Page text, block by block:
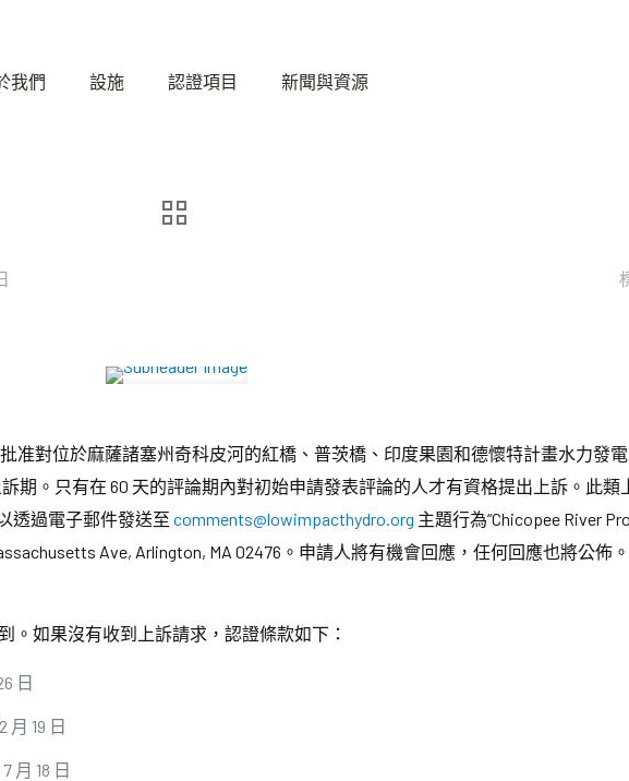
我們 設施 認證項目 新聞與資源
准對位於麻薩諸塞州奇科皮河的紅橋、普茨橋、印度果園和德懷特計畫水力發
期。只有在 60 天的評論期內對初始申請發表評論的人才有資格提出上訴。此類
透過電子郵件發送至 comments@lowimpacthydro.org 主題行為“Chicopee River
Ave, Arlington, MA 02476。申請人將有機會回應，任何回應也將公佈。
如果沒有收到上訴請求，認證條款如下：
日
月 19 日
月 18 日